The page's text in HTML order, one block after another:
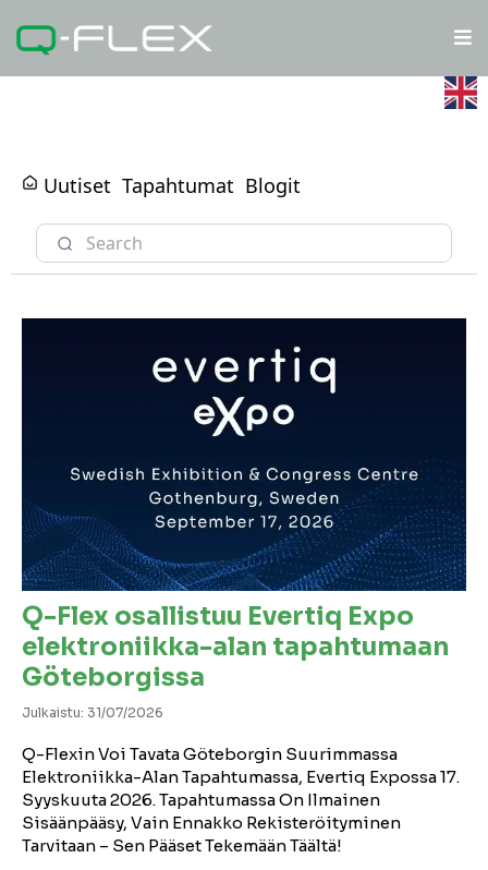
Uutiset Tapahtumat Blogit
Q-Flex osallistuu Evertiq Expo
elektroniikka-alan tapahtumaan
Göteborgissa
Julkaistu: 31/07/2026
Q-Flexin Voi Tavata Göteborgin Suurimmassa
Elektroniikka-Alan Tapahtumassa, Evertiq Expossa 17.
Syyskuuta 2026. Tapahtumassa On Ilmainen
Sisäänpääsy, Vain Ennakko Rekisteröityminen
Tarvitaan – Sen Pääset Tekemään Täältä!